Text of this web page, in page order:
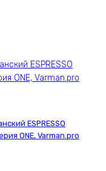
ESPRESSO
ONE, Varman.pro